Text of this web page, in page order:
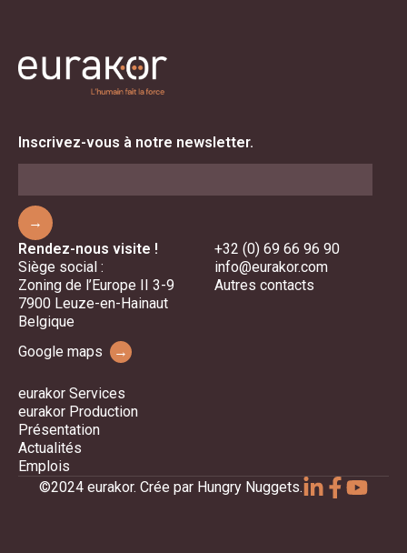
Inscrivez-vous à notre newsletter.
→
Rendez-nous visite !
Siège social :
Zoning de l’Europe II 3-9
7900 Leuze-en-Hainaut
Belgique
Google maps
→
+32 (0) 69 66 96 90
info@eurakor.com
Autres contacts
eurakor Services
eurakor Production
Présentation
Actualités
Emplois
©2024 eurakor. Crée par Hungry Nuggets.